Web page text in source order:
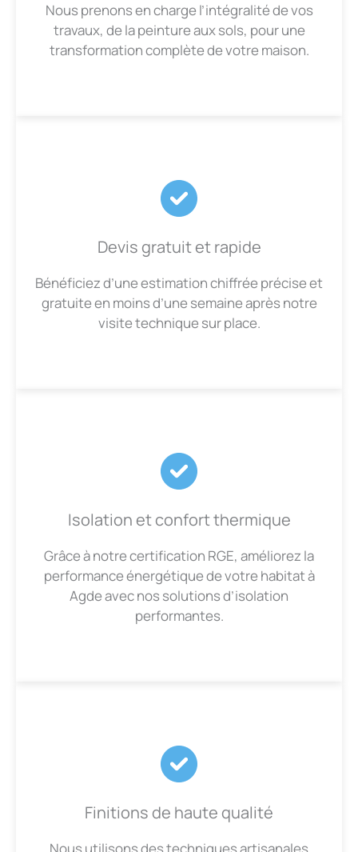
Nous prenons en charge l’intégralité de vos
travaux, de la peinture aux sols, pour une
transformation complète de votre maison.
Devis gratuit et rapide
Bénéficiez d’une estimation chiffrée précise et
gratuite en moins d’une semaine après notre
visite technique sur place.
Isolation et confort thermique
Grâce à notre certification RGE, améliorez la
performance énergétique de votre habitat à
Agde avec nos solutions d’isolation
performantes.
Finitions de haute qualité